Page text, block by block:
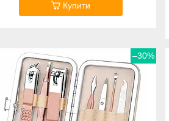
Купити
–30%